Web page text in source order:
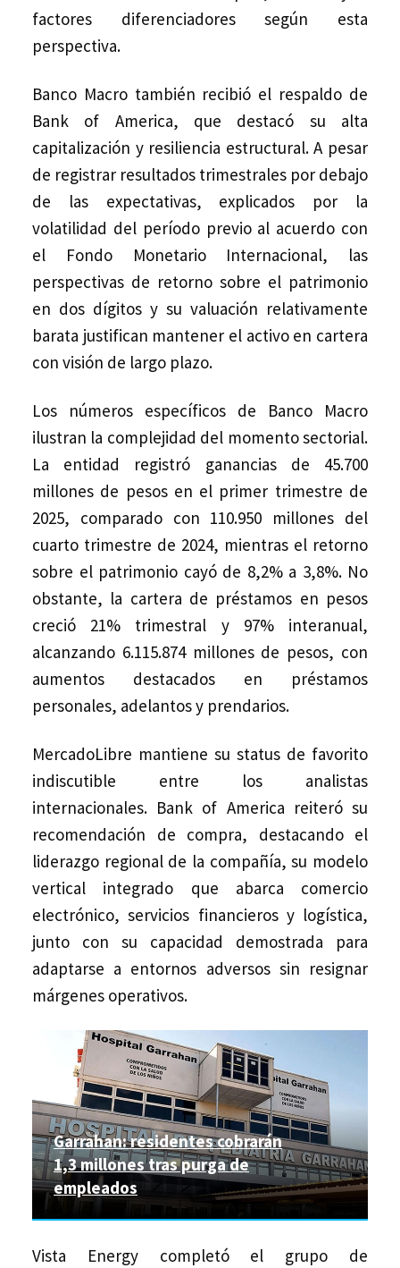
factores diferenciadores según esta
perspectiva.
Banco Macro también recibió el respaldo de
Bank of America, que destacó su alta
capitalización y resiliencia estructural. A pesar
de registrar resultados trimestrales por debajo
de las expectativas, explicados por la
volatilidad del período previo al acuerdo con
el Fondo Monetario Internacional, las
perspectivas de retorno sobre el patrimonio
en dos dígitos y su valuación relativamente
barata justifican mantener el activo en cartera
con visión de largo plazo.
Los números específicos de Banco Macro
ilustran la complejidad del momento sectorial.
La entidad registró ganancias de 45.700
millones de pesos en el primer trimestre de
2025, comparado con 110.950 millones del
cuarto trimestre de 2024, mientras el retorno
sobre el patrimonio cayó de 8,2% a 3,8%. No
obstante, la cartera de préstamos en pesos
creció 21% trimestral y 97% interanual,
alcanzando 6.115.874 millones de pesos, con
aumentos destacados en préstamos
personales, adelantos y prendarios.
MercadoLibre mantiene su status de favorito
indiscutible entre los analistas
internacionales. Bank of America reiteró su
recomendación de compra, destacando el
liderazgo regional de la compañía, su modelo
vertical integrado que abarca comercio
electrónico, servicios financieros y logística,
junto con su capacidad demostrada para
adaptarse a entornos adversos sin resignar
márgenes operativos.
Garrahan: residentes cobrarán
1,3 millones tras purga de
empleados
Vista Energy completó el grupo de